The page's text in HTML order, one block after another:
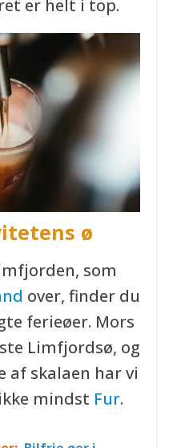
er helt i top.
ø
som
over, finder du
ferieøer. Mors
Limfjordsø, og
af skalaen har vi
mindst Fur.